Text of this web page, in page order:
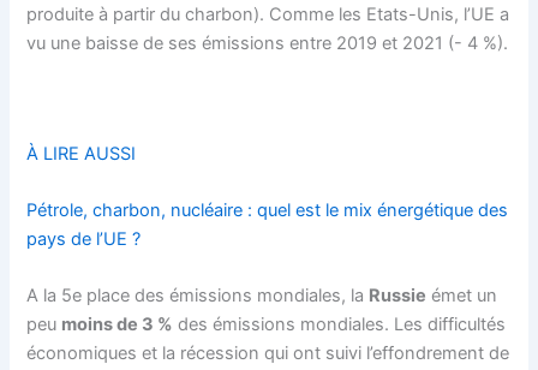
produite à partir du charbon). Comme les Etats-Unis, l’UE a
vu une baisse de ses émissions entre 2019 et 2021 (- 4 %).
À LIRE AUSSI
Pétrole, charbon, nucléaire : quel est le mix énergétique des
pays de l’UE ?
A la 5e place des émissions mondiales, la Russie émet un
peu moins de 3 % des émissions mondiales. Les difficultés
économiques et la récession qui ont suivi l’effondrement de